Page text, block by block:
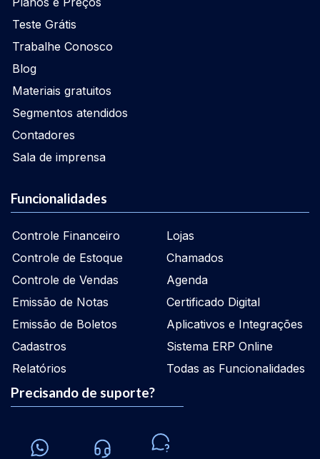
Teste Grátis
Trabalhe Conosco
Blog
Materiais gratuitos
Segmentos atendidos
Contadores
Sala de imprensa
Funcionalidades
Controle Financeiro
Controle de Estoque
Controle de Vendas
Emissão de Notas
Emissão de Boletos
Cadastros
Relatórios
Lojas
Chamados
Agenda
Certificado Digital
Aplicativos e Integrações
Sistema ERP Online
Todas as Funcionalidades
Precisando de suporte?